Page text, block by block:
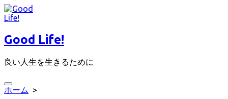
コ
ン
ン
へ
キ
ッ
Good Life!
良い人生を生きるために
検
ホーム >